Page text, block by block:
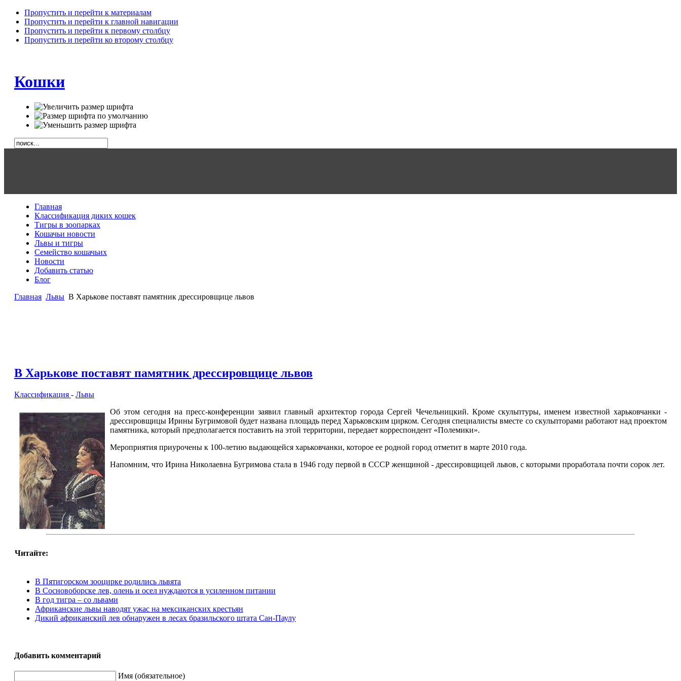
Пропустить и перейти к материалам
Пропустить и перейти к главной навигации
Пропустить и перейти к первому столбцу
Пропустить и перейти ко второму столбцу
Кошки
Главная
Классификация диких кошек
Тигры в зоопарках
Кошачьи новости
Львы и тигры
Семейство кошачьих
Новости
Добавить статью
Блог
Главная Львы В Харькове поставят памятник дрессировщице львов
В Харькове поставят памятник дрессировщице львов
Классификация - Львы
Об этом сегодня на пресс-конференции заявил главный архитектор города Сергей Чечельницкий. Кроме скульптуры, именем известной харьковчанки -
дрессировщицы Ирины Бугримовой будет названа площадь перед Харьковским цирком. Сегодня специалисты вместе со скульпторами работают над проектом
памятника, который предполагается поставить на этой территории, передает корреспондент «Полемики».
Мероприятия приурочены к 100-летию выдающейся харьковчанки, которое ее родной город отметит в марте 2010 года.
Напомним, что Ирина Николаевна Бугримова стала в 1946 году первой в СССР женщиной - дрессировщицей львов, с которыми проработала почти сорок лет.
Читайте:
В Пятигорском зооцирке родились львята
В Сосновоборске лев, олень и осел нуждаются в усиленном питании
В год тигра – со львами
Африканские львы наводят ужас на мексиканских крестьян
Дикий африканский лев обнаружен в лесах бразильского штата Сан-Паулу
Добавить комментарий
Имя (обязательное)